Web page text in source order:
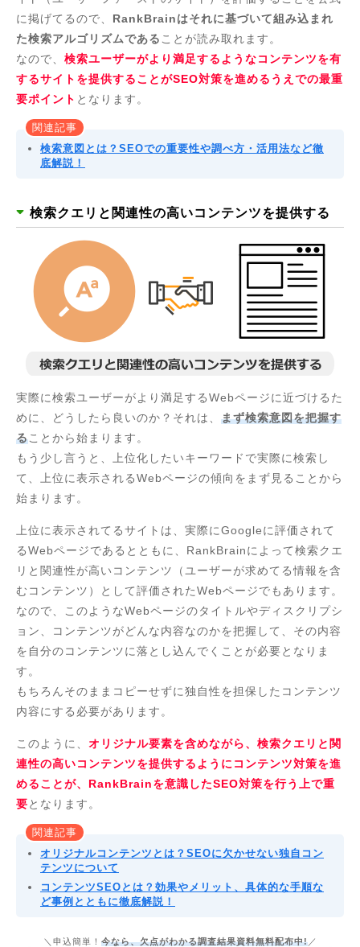
に掲げてるので、 RankBrainはそれに基づいて組み込まれ
た検索アルゴリズムである ことが読み取れます。
なので、 検索ユーザーがより満足するようなコンテンツを有
するサイトを提供することがSEO対策を進めるうえでの最重
要ポイント となります。
関連記事
検索意図とは？SEOでの重要性や調べ方・活用法など徹
底解説！
検索クエリと関連性の高いコンテンツを提供する
実際に検索ユーザーがより満足するWebページに近づけるた
めに、どうしたら良いのか？それは、 まず検索意図を把握す
ることから始まります。
もう少し言うと、上位化したいキーワードで実際に検索し
て、上位に表示されるWebページの傾向をまず見ることから
始まります。
上位に表示されてるサイトは、実際にGoogleに評価されて
るWebページであるとともに、RankBrainによって検索クエ
リと関連性が高いコンテンツ（ユーザーが求めてる情報を含
むコンテンツ）として評価されたWebページでもあります。
なので、このようなWebページのタイトルやディスクリプシ
ョン、コンテンツがどんな内容なのかを把握して、その内容
を自分のコンテンツに落とし込んでくことが必要となりま
す。
もちろんそのままコピーせずに独自性を担保したコンテンツ
内容にする必要があります。
このように、 オリジナル要素を含めながら、検索クエリと関
連性の高いコンテンツを提供するようにコンテンツ対策を進
めることが、RankBrainを意識したSEO対策を行う上で重
要となります。
関連記事
オリジナルコンテンツとは？SEOに欠かせない独自コン
テンツについて
コンテンツSEOとは？効果やメリット、具体的な手順な
ど事例とともに徹底解説！
＼申込簡単！ 今なら、欠点がわかる調査結果資料無料配布中!／